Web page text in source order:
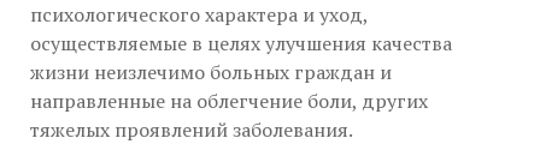
психологического характера и уход,
осуществляемые в целях улучшения качества
жизни неизлечимо больных граждан и
направленные на облегчение боли, других
тяжелых проявлений заболевания.